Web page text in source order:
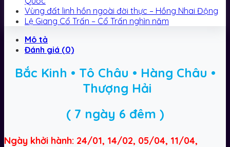
av
digitalt
Vùng đất linh hồn ngoài đời thực – Hồng Nhai Động
Lệ Giang Cổ Trấn – Cổ Trấn nghìn năm
Mô tả
Đánh giá (0)
Bắc Kinh • Tô Châu • Hàng Châu •
Thượng Hải
( 7 ngày 6 đêm )
Ngày khởi hành: 24/01, 14/02, 05/04, 11/04,